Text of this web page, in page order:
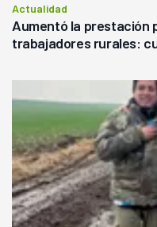
Actualidad
Aumentó la prestación
trabajadores rurales: